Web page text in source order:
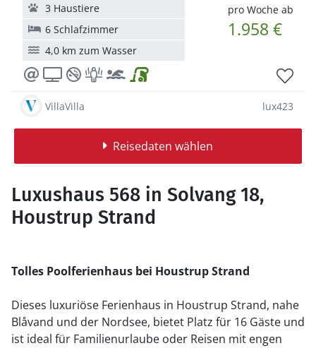
pro Woche ab
1.958 €
3 Haustiere
6 Schlafzimmer
4,0 km zum Wasser
VillaVilla lux423
Reisedaten wählen
Luxushaus 568 in Solvang 18,
Houstrup Strand
Tolles Poolferienhaus bei Houstrup Strand
Dieses luxuriöse Ferienhaus in Houstrup Strand, nahe
Blåvand und der Nordsee, bietet Platz für 16 Gäste und
ist ideal für Familienurlaube oder Reisen mit engen